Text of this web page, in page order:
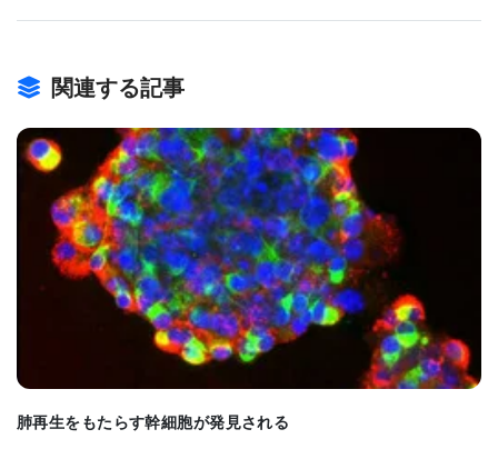
ています」 と語るのは、研究の筆頭著者であり、メ
イヨー・クリニックの比較医学部門（Chair of
Comparative Medicine）の責任者であるジョディ・
ショルツ博士（Jodi Scholz, DVM, PhD）。
「幹細胞治療は、将来的に心臓移植の必要性を遅ら
せる、あるいは完全に防ぐ可能性があります。」
研究方法と成果：サルを用いた移植実験
関連する記事
BIOMARKET JP
肺再生をもたらす幹細胞が発見される